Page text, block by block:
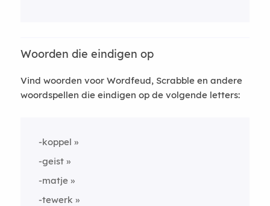
Woorden die eindigen op
Vind woorden voor Wordfeud, Scrabble en andere
woordspellen die eindigen op de volgende letters:
-koppel
-geist
-matje
-tewerk